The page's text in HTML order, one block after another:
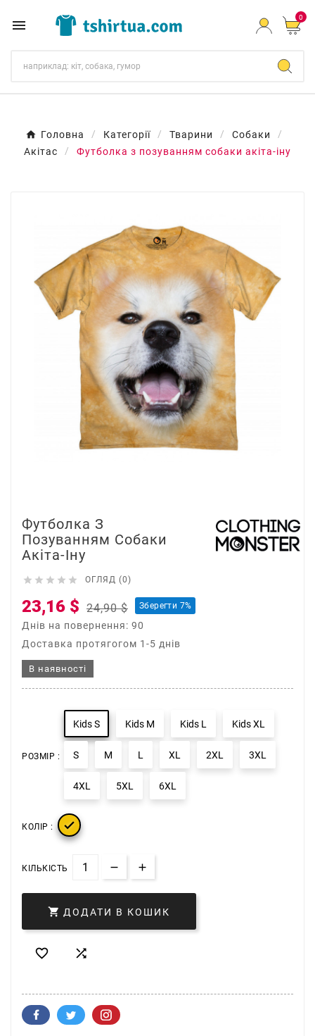
 0
Головна Категорії Тварини
Собаки
Акітас
Футболка з позуванням собаки акіта-іну
Футболка З
Позуванням Собаки
Акіта-Іну
     ОГЛЯД (0)
23,16 $ 24,90 $ Зберегти 7%
Днів на повернення: 90
Доставка протягогом 1-5 днів
В наявності
РОЗМІР :
Kids S Kids M Kids L Kids XL
S M L XL 2XL 3XL
4XL 5XL 6XL
КОЛІР : 
КІЛЬКІСТЬ
 ДОДАТИ В КОШИК
 